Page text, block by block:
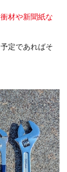
材や新聞紙な
定であればそ